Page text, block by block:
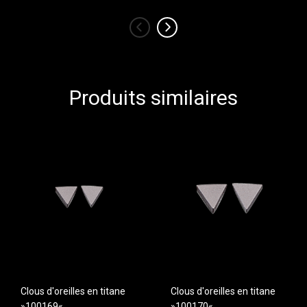
‹ ›
Produits similaires
Clous d'oreilles en titane
Clous d'oreilles en titane